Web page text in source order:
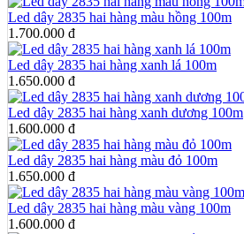
Led dây 2835 hai hàng màu hồng 100m
1.700.000 đ
Led dây 2835 hai hàng xanh lá 100m
1.650.000 đ
Led dây 2835 hai hàng xanh dương 100m
1.600.000 đ
Led dây 2835 hai hàng màu đỏ 100m
1.650.000 đ
Led dây 2835 hai hàng màu vàng 100m
1.600.000 đ